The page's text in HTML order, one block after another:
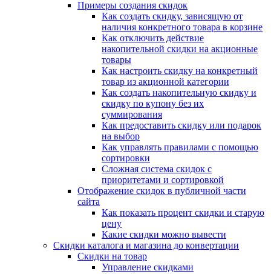
Примеры создания скидок
Как создать скидку, зависящую от
наличия конкретного товара в корзине
Как отключить действие
накопительной скидки на акционные
товары
Как настроить скидку на конкретный
товар из акционной категории
Как создать накопительную скидку и
скидку по купону без их
суммирования
Как предоставить скидку или подарок
на выбор
Как управлять правилами с помощью
сортировки
Сложная система скидок с
приоритетами и сортировкой
Отображение скидок в публичной части
сайта
Как показать процент скидки и старую
цену
Какие скидки можно вывести
Скидки каталога и магазина до конвертации
Скидки на товар
Управление скидками